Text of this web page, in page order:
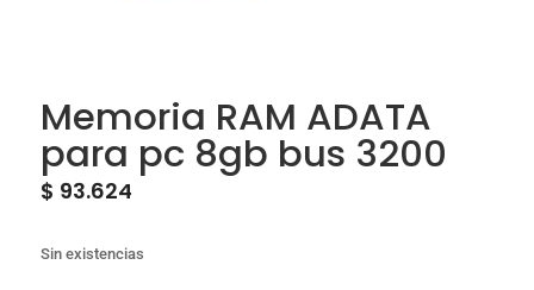
Memoria RAM ADATA
para pc 8gb bus 3200
$ 93.624
Sin existencias